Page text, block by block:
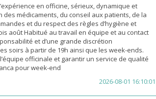
en officine, sérieux, dynamique et
médicaments, du conseil aux patients, de la
et du respect des règles d’hygiène et
août Habitué au travail en équipe et au contact
et d’une grande discrétion
soirs à partir de 19h ainsi que les week-ends.
officinale et garantir un service de qualité
pour week-end
2026-08-01 16:10:01